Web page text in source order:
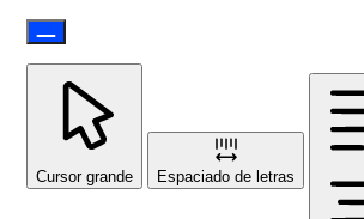
Cursor grande Espaciado de letras